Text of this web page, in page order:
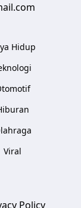
Hidup
Viral
Policy